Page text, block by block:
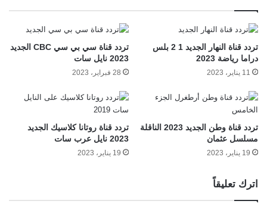
تردد قناة النهار الجديد 1 2 بلس
دراما رياضة 2023
11 يناير، 2023
تردد قناة سي بي سي CBC الجديد
2023 نايل سات
28 فبراير، 2023
تردد قناة وطن الجديد 2023 الناقلة
مسلسل عثمان
19 يناير، 2023
تردد قناة روتانا كلاسيك الجديد
2023 نايل عرب سات
19 يناير، 2023
اترك تعليقاً